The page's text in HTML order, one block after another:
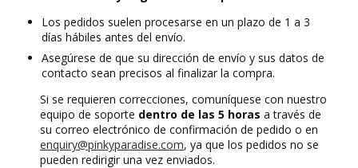
Los pedidos suelen procesarse en un plazo de 1 a 3
días hábiles antes del envío.
Asegúrese de que su dirección de envío y sus datos de
contacto sean precisos al finalizar la compra.
Si se requieren correcciones, comuníquese con nuestro
equipo de soporte dentro de las 5 horas a través de
su correo electrónico de confirmación de pedido o en
enquiry@pinkyparadise.com, ya que los pedidos no se
pueden redirigir una vez enviados.